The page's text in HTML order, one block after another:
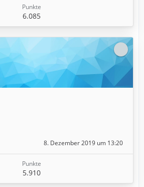
Punkte
6.085
8. Dezember 2019 um 13:20
Punkte
5.910